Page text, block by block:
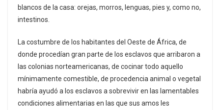
blancos de la casa: orejas, morros, lenguas, pies y, como no,
intestinos.
La costumbre de los habitantes del Oeste de África, de
donde procedían gran parte de los esclavos que arribaron a
las colonias norteamericanas, de cocinar todo aquello
mínimamente comestible, de procedencia animal o vegetal
habría ayudó a los esclavos a sobrevivir en las lamentables
condiciones alimentarias en las que sus amos les